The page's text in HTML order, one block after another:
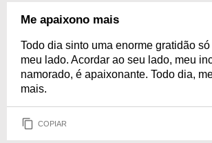
Me apaixono mais
Todo dia sinto uma enorme gratidão
meu lado. Acordar ao seu lado, meu
namorado, é apaixonante. Todo dia,
mais.
COPIAR